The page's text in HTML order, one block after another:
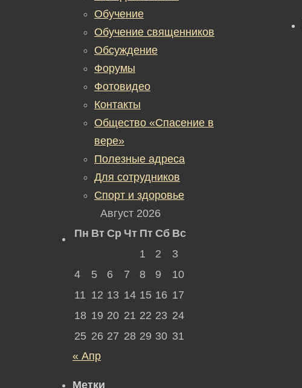
Обучение
Обучение священников
Обсуждение
Форумы
Фотовидео
Контакты
Общество «Спасение в
вере»
Полезные адреса
Для сотрудников
Спорт и здоровье
Август 2026
Пн Вт Ср Чт Пт Сб Вс
1
2
3
4
5 6 7 8 9
10
11 12 13 14 15 16 17
18 19 20 21 22 23 24
25 26 27 28 29 30 31
« Апр
Метки